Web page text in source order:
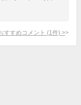
すすめコメント (1 件) >